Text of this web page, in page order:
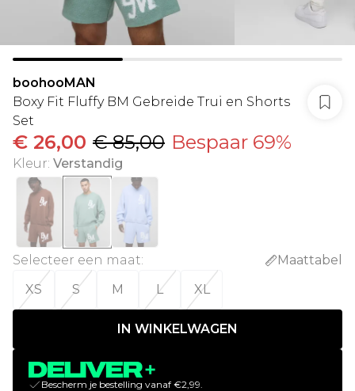
boohooMAN
Boxy Fit Fluffy BM Gebreide Trui en Shorts
Set
€ 26,00 € 85,00 Bespaar 69%
Kleur: Verstandig
Selecteer een maat:
Maattabel
XS
S M L XL
IN WINKELWAGEN
Bescherm je bestelling vanaf €2,99.